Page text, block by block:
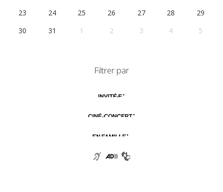
23
24 25 26 27 28
29
30
31 1 2 3 4 5
Filtrer par